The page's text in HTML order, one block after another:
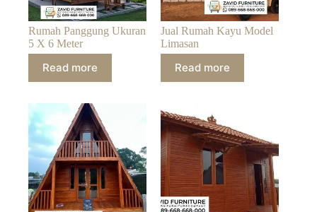
Rumah Panggung Ukuran
5 X 6 Meter
Read more
Jual Rumah Kayu Model
Limasan
Read more